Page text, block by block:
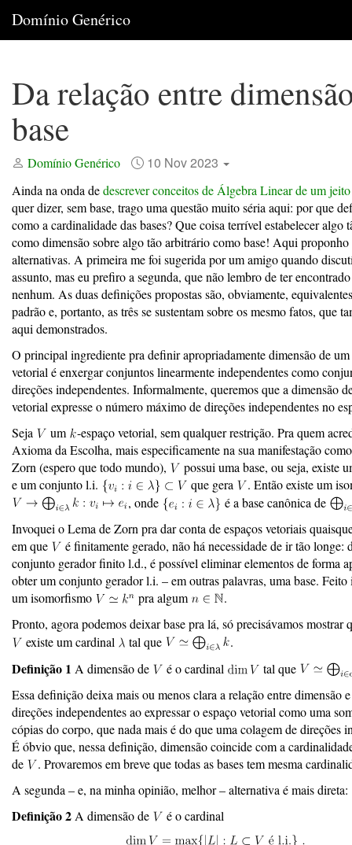
Domínio Genérico
Da relação entre
base
Domínio Genérico 10 Nov 2023
Ainda na onda dedescrever conceitos de Álgebra Linear de um
quer dizer, sem base, trago uma questão muito séria aqui: por que
como a cardinalidade das bases? Que coisa terrível estabelecer algo
como dimensão sobre algo tão arbitrário como base! Aqui proponho
alternativas. A primeira me foi sugerida por um amigo quando
assunto, mas eu prefiro a segunda, que não lembro de ter
nenhum. As duas definições propostas são, obviamente,
padrão e, portanto, as três se sustentam sobre os mesmo fatos, que
aqui demonstrados.
O principal ingrediente pra definir apropriadamente dimensão de um
vetorial é enxergar conjuntos linearmente independentes como
direções independentes. Informalmente, queremos que a dimensão
vetorial expresse o número máximo de direções independentes no
Seja
um
-espaço vetorial, sem qualquer restrição. Pra quem
Axioma da Escolha, mais especificamente na sua manifestação
Zorn (espero que todo mundo),
possui uma base, ou seja, existe
e um conjunto l.i.
que gera
. Então existe um
, onde
é a base canônica de
Invoquei o Lema de Zorn pra dar conta de espaços vetoriais
em que
é finitamente gerado, não há necessidade de ir tão longe:
conjunto gerador finito l.d., é possível eliminar elementos de forma
obter um conjunto gerador l.i. – em outras palavras, uma base. Feito
um isomorfismo
pra algum
.
Pronto, agora podemos deixar base pra lá, só precisávamos mostrar
existe um cardinal
tal que .
Definição 1 A dimensão de é o cardinal
tal que
Essa definição deixa mais ou menos clara a relação entre dimensão
direções independentes ao expressar o espaço vetorial como uma
cópias do corpo, que nada mais é do que uma colagem de direções
É óbvio que, nessa definição, dimensão coincide com a
de
. Provaremos em breve que todas as bases tem mesma
A segunda – e, na minha opinião, melhor – alternativa é mais direta:
Definição 2 A dimensão de é o cardinal